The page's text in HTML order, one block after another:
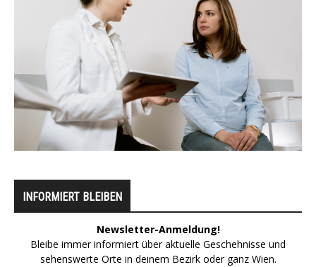
INFORMIERT BLEIBEN
Newsletter-Anmeldung!
Bleibe immer informiert über aktuelle Geschehnisse und
sehenswerte Orte in deinem Bezirk oder ganz Wien.